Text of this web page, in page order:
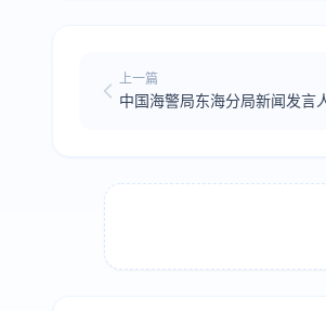
上一篇
中国海警局东海分局新闻发言